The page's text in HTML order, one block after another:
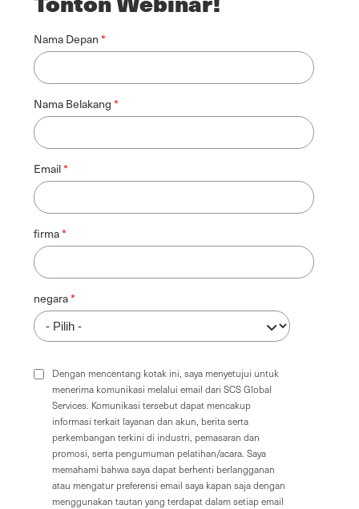
Nama Depan
Nama Belakang
Email
firma
negara
Dengan mencentang kotak ini, saya menyetujui untuk
menerima komunikasi melalui email dari SCS Global
Services. Komunikasi tersebut dapat mencakup
informasi terkait layanan dan akun, berita serta
perkembangan terkini di industri, pemasaran dan
promosi, serta pengumuman pelatihan/acara. Saya
memahami bahwa saya dapat berhenti berlangganan
atau mengatur preferensi email saya kapan saja dengan
menggunakan tautan yang terdapat dalam setiap email